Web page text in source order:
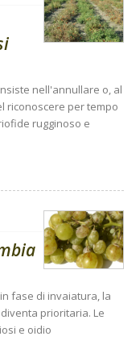
nell'annullare o, al
riconoscere per tempo
rugginoso e
fase di invaiatura, la
prioritaria. Le
e oidio